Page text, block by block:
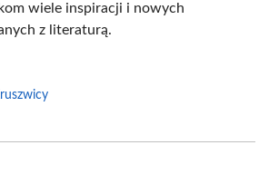
wiele inspiracji i nowych
z literaturą.